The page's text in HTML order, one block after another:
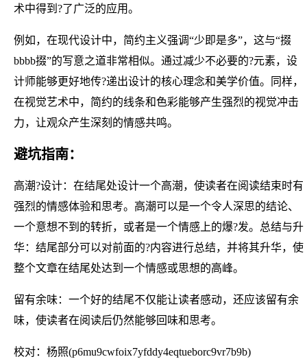
术中得到?了广泛的应用。
例如，在现代设计中，简约主义强调“少即是多”，这与“掇
bbbb掇”的写意之道非常相似。通过减少不必要的?元素，设
计师能够更好地传?递出设计的核心理念和美学价值。同样，
在视觉艺术中，简约的线条和色彩能够产生强烈的视觉冲击
力，让观众产生深刻的情感共鸣。
避坑指南：
高潮?设计：在结尾处设计一个高潮，使读者在阅读结束时有
强烈的情感体验和思考。高潮可以是一个令人深思的结论、
一个意想不到的转折，或者是一个情感上的爆?发。总结与升
华：结尾部分可以对前面的?内容进行总结，并将其升华，使
整个文章在结尾处达到一个情感或思想的高峰。
留有余味：一个好的结尾不仅能让读者感动，还应该留有余
味，使读者在阅读后仍然能够回味和思考。
校对：杨照(p6mu9cwfoix7yfddy4eqtueborc9vr7b9b)